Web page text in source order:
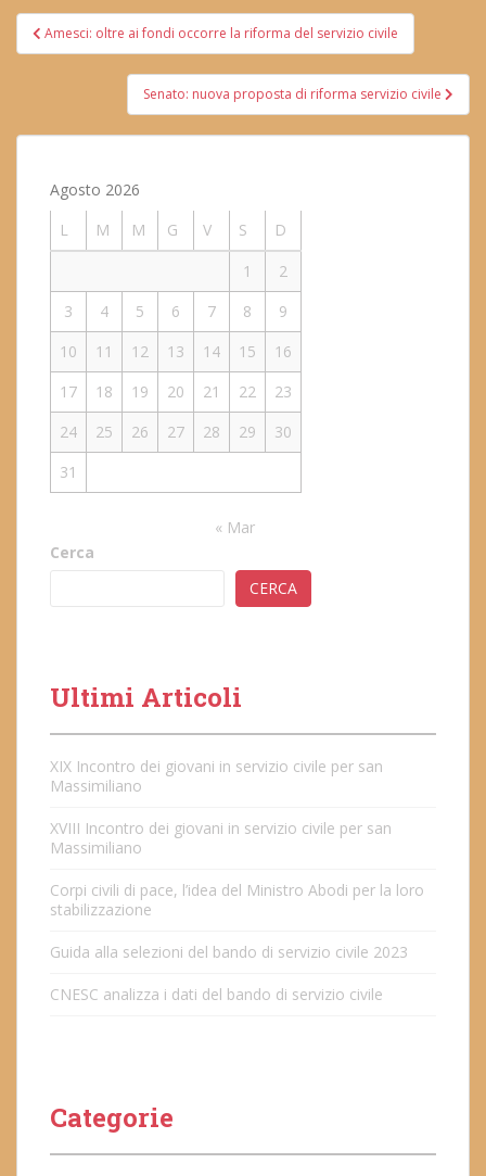
Navigazione
articoli
Amesci: oltre ai fondi occorre la riforma del servizio civile
Senato: nuova proposta di riforma servizio civile
Agosto 2026
L
M M G V S
D
1
2
3
4 5 6 7 8
9
10
11 12 13 14 15
16
17
18 19 20 21 22
23
24
25 26 27 28 29
30
31
« Mar
Cerca
CERCA
Ultimi Articoli
XIX Incontro dei giovani in servizio civile per san
Massimiliano
XVIII Incontro dei giovani in servizio civile per san
Massimiliano
Corpi civili di pace, l’idea del Ministro Abodi per la loro
stabilizzazione
Guida alla selezioni del bando di servizio civile 2023
CNESC analizza i dati del bando di servizio civile
Categorie